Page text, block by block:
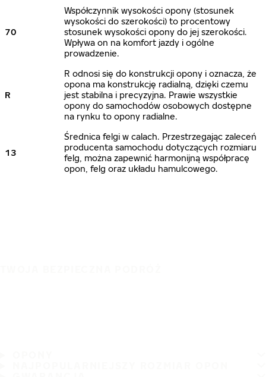
70
Współczynnik wysokości opony (stosunek
wysokości do szerokości) to procentowy
stosunek wysokości opony do jej szerokości.
Wpływa on na komfort jazdy i ogólne
prowadzenie.
R
R odnosi się do konstrukcji opony i oznacza, że
opona ma konstrukcję radialną, dzięki czemu
jest stabilna i precyzyjna. Prawie wszystkie
opony do samochodów osobowych dostępne
na rynku to opony radialne.
13
Średnica felgi w calach. Przestrzegając zaleceń
producenta samochodu dotyczących rozmiaru
felg, można zapewnić harmonijną współpracę
opon, felg oraz układu hamulcowego.